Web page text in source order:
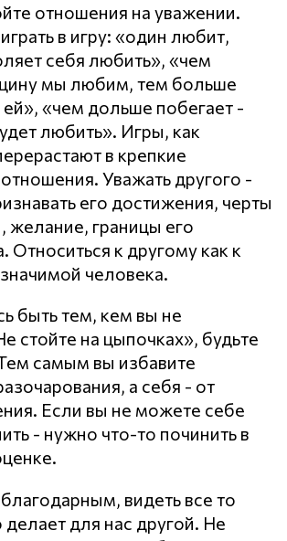
отношения на уважении.
в игру: «один любит,
себя любить», «чем
мы любим, тем больше
«чем дольше побегает -
любить». Игры, как
в крепкие
Уважать другого -
его достижения, черты
желание, границы его
Относиться к другому как к
человека.
быть тем, кем вы не
стойте на цыпочках», будьте
самым вы избавите
а себя - от
Если вы не можете себе
- нужно что-то починить в
видеть все то
для нас другой. Не